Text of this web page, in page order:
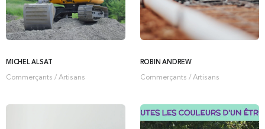
MICHEL ALSAT
Commerçants / Artisans
ROBIN ANDREW
Commerçants / Artisans